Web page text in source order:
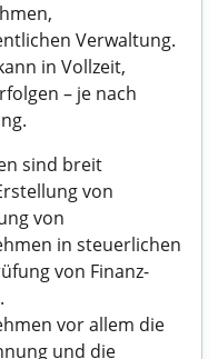
Verwaltung.
in Vollzeit,
– je nach
sind breit
von
von
in steuerlichen
von Finanz-
vor allem die
und die